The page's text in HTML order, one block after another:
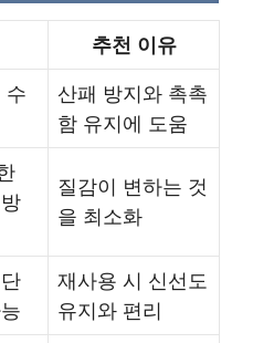
추천 이유
수
산패 방지와 촉촉
함 유지에 도움
질감이 변하는 것
을 최소화
재사용 시 신선도
유지와 편리